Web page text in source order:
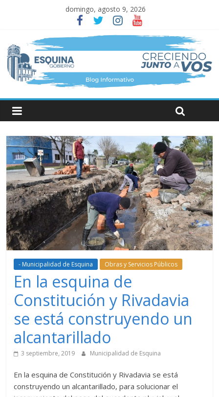
domingo, agosto 9, 2026
- Municipalidad de Esquina Obras y Servicios Públicos
En la esquina de
Constitución y Rivadavia
se está construyendo un
alcantarillado
3 septiembre, 2019 Municipalidad de Esquina
En la esquina de Constitución y Rivadavia se está
construyendo un alcantarillado, para solucionar el